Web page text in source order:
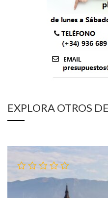
EXPLORA OTROS